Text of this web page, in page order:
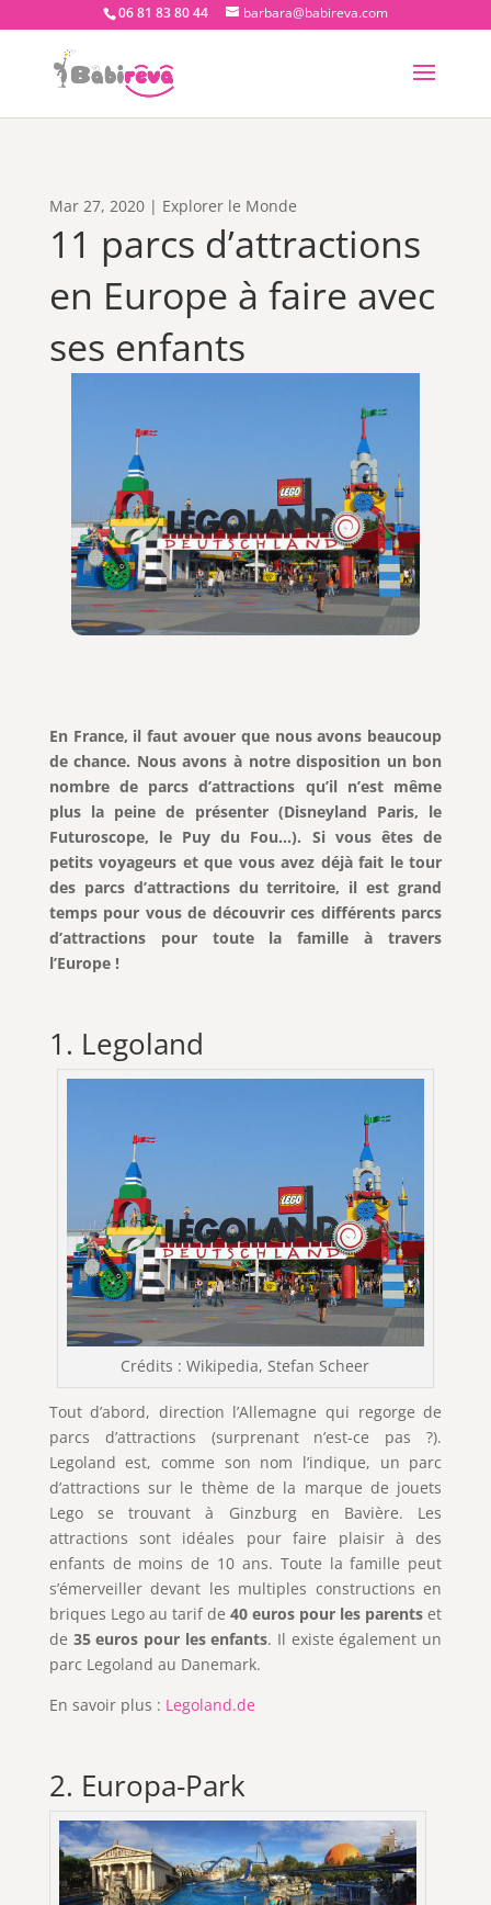
06 81 83 80 44 barbara@babireva.com
Mar 27, 2020| Explorer le Monde
11 parcs d’attractions
en Europe à faire avec
ses enfants
En France, il faut avouer que nous avons beaucoup
de chance. Nous avons à notre disposition un bon
nombre de parcs d’attractions qu’il n’est même
plus la peine de présenter (Disneyland Paris, le
Futuroscope, le Puy du Fou…). Si vous êtes de
petits voyageurs et que vous avez déjà fait le tour
des parcs d’attractions du territoire, il est grand
temps pour vous de découvrir ces différents parcs
d’attractions pour toute la famille à travers
l’Europe !
1. Legoland
Crédits : Wikipedia, Stefan Scheer
Tout d’abord, direction l’Allemagne qui regorge de
parcs d’attractions (surprenant n’est-ce pas ?).
Legoland est, comme son nom l’indique, un parc
d’attractions sur le thème de la marque de jouets
Lego se trouvant à Ginzburg en Bavière. Les
attractions sont idéales pour faire plaisir à des
enfants de moins de 10 ans. Toute la famille peut
s’émerveiller devant les multiples constructions en
briques Lego au tarif de 40 euros pour les parents et
de 35 euros pour les enfants. Il existe également un
parc Legoland au Danemark.
En savoir plus : Legoland.de
2. Europa-Park